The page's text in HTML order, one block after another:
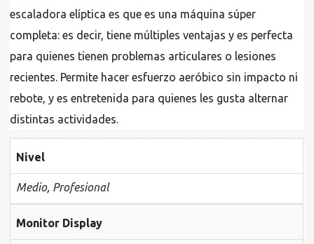
escaladora elíptica es que es una máquina súper
completa: es decir, tiene múltiples ventajas y es perfecta
para quienes tienen problemas articulares o lesiones
recientes. Permite hacer esfuerzo aeróbico sin impacto ni
rebote, y es entretenida para quienes les gusta alternar
distintas actividades.
Nivel
Medio, Profesional
Monitor Display